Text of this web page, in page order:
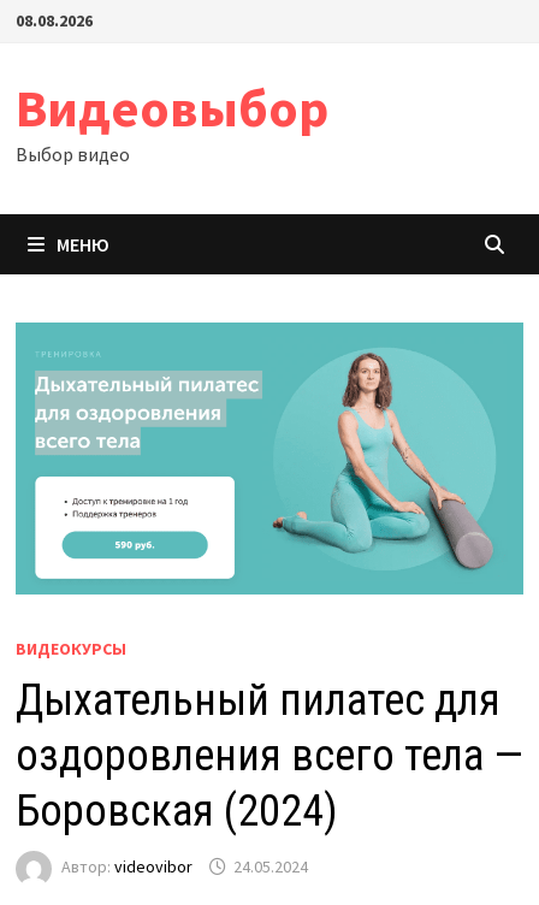
Перейти
08.08.2026
Видеовыбор
Выбор видео
МЕНЮ
ВИДЕОКУРСЫ
Дыхательный пилатес для
оздоровления всего тела —
Боровская (2024)
Автор: videovibor 24.05.2024